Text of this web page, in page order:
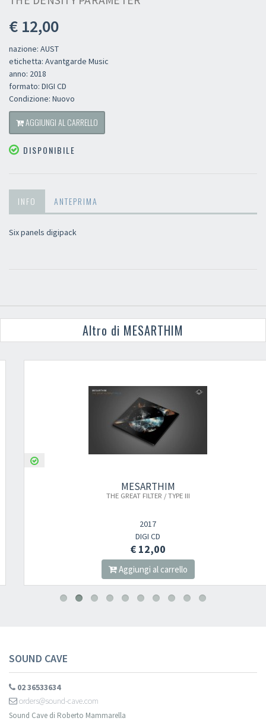
€ 12,00
nazione: AUST
etichetta: Avantgarde Music
anno: 2018
formato: DIGI CD
Condizione: Nuovo
AGGIUNGI AL CARRELLO
DISPONIBILE
INFO ANTEPRIMA
Six panels digipack
Altro di MESARTHIM
MESARTHIM
THE GREAT FILTER / TYPE III
2017
DIGI CD
€ 12,00
Aggiungi al carrello
SOUND CAVE
02 36533634
orders@sound-cave.com
Sound Cave di Roberto Mammarella